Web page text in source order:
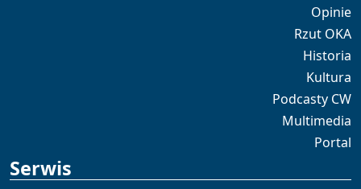
Opinie
Rzut OKA
Historia
Kultura
Podcasty CW
Multimedia
Portal
Serwis